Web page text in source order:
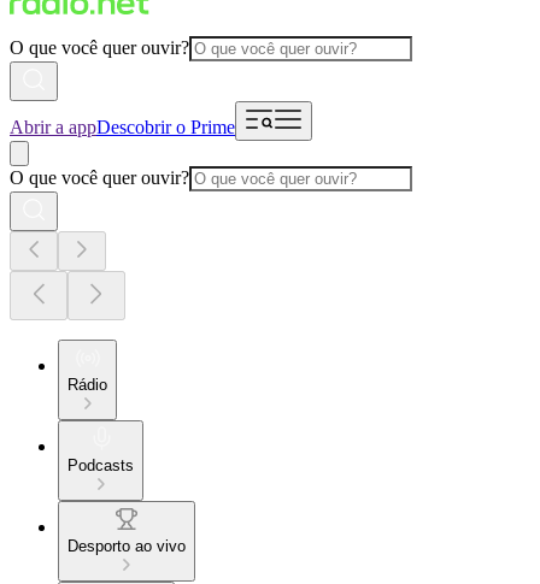
O que você quer ouvir?
Abrir a appDescobrir o Prime
O que você quer ouvir?
Rádio
Podcasts
Desporto ao vivo